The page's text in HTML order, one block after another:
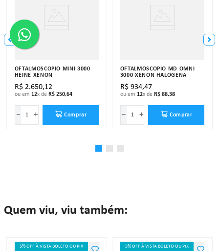
OFTALMOSCÓPIO MINI 3000
HEINE XENON
R$ 2.650,12
ou em 12x de R$ 250,64
＋
－ Comprar
OFTALMOSCÓPIO MD OMNI
3000 XENON HALOGENA
R$ 934,47
ou em 12x de R$ 88,38
＋
－ Comprar
Quem viu, viu também:
5% OFF À VISTA BOLETO OU PIX 5% OFF À VISTA BOLETO OU PIX